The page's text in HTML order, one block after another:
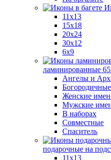
11x13
15x18
20x24
30х12
6x9
ламинированные
Ангелы и
Богородичные
Женские
Мужские
В наборах
Совместные
Спаситель
подарочные на
11x13